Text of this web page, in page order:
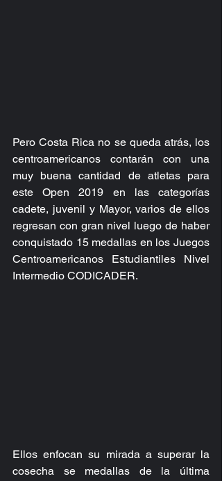
Pero Costa Rica no se queda atrás, los
centroamericanos contarán con una
muy buena cantidad de atletas para
este Open 2019 en las categorías
cadete, juvenil y Mayor, varios de ellos
regresan con gran nivel luego de haber
conquistado 15 medallas en los Juegos
Centroamericanos Estudiantiles Nivel
Intermedio CODICADER.
Ellos enfocan su mirada a superar la
cosecha se medallas de la última